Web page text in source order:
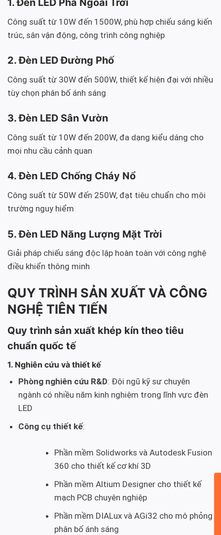
1. Đèn LED Pha Ngoài Trời
Công suất từ 10W đến 1500W, phù hợp chiếu sáng kiến
trúc, sân vận động, công trình công nghiệp
2. Đèn LED Đường Phố
Công suất từ 30W đến 500W, thiết kế hiện đại với nhiều
tùy chọn phân bố ánh sáng
3. Đèn LED Sân Vườn
Công suất từ 10W đến 200W, đa dạng kiểu dáng cho
mọi nhu cầu cảnh quan
4. Đèn LED Chống Cháy Nổ
Công suất từ 50W đến 250W, đạt tiêu chuẩn cho môi
trường nguy hiểm
5. Đèn LED Năng Lượng Mặt Trời
Giải pháp chiếu sáng độc lập hoàn toàn với công nghệ
điều khiển thông minh
QUY TRÌNH SẢN XUẤT VÀ CÔNG
NGHỆ TIÊN TIẾN
Quy trình sản xuất khép kín theo tiêu
chuẩn quốc tế
1. Nghiên cứu và thiết kế
Phòng nghiên cứu R&D: Đội ngũ kỹ sư chuyên
ngành có nhiều năm kinh nghiệm trong lĩnh vực đèn
LED
Công cụ thiết kế:
Phần mềm Solidworks và Autodesk Fusion
360 cho thiết kế cơ khí 3D
Phần mềm Altium Designer cho thiết kế
mạch PCB chuyên nghiệp
Phần mềm DIALux và AGi32 cho mô phỏng
phân bố ánh sáng